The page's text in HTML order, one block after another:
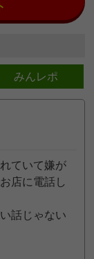
みんレポ
ていて嫌が
店に電話し
話じゃない